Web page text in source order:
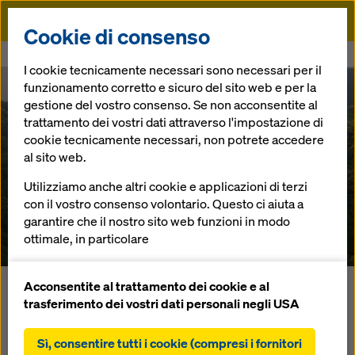
Doka
Ponte Sanagawa
Giappone
Sull'isola principale giapponese di Honshu sarà ampliata
l'autostrada tra Tokio e Nagoya. Oltre 100.000 veicoli
circolano ogni giorni su questo tratto. Per il lotto di opere
nella prefettura di Aichi l'impresa edile giapponese
Cookie di consenso
I cookie tecnicamente necessari sono necessari per il
funzionamento corretto e sicuro del sito web e per la
gestione del vostro consenso. Se non acconsentite al
trattamento dei vostri dati attraverso l'impostazione di
cookie tecnicamente necessari, non potrete accedere
al sito web.
Utilizziamo anche altri cookie e applicazioni di terzi
con il vostro consenso volontario. Questo ci aiuta a
garantire che il nostro sito web funzioni in modo
ottimale, in particolare
nostro sito web (cookie funzionali e statistici),
facilitare un processo di acquisto senza problemi
statistici),
Acconsentite al trattamento dei cookie e al
trasferimento dei vostri dati personali negli USA
Sì, consentire tutti i cookie (compresi i fornitori